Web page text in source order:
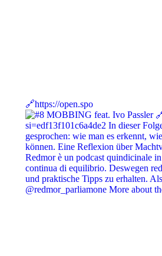
🔗https://open.spo